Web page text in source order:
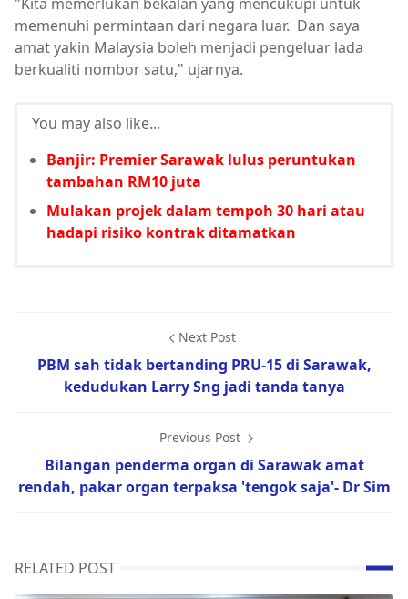
"Kita memerlukan bekalan yang mencukupi untuk
memenuhi permintaan dari negara luar. Dan saya
amat yakin Malaysia boleh menjadi pengeluar lada
berkualiti nombor satu," ujarnya.
You may also like...
Banjir: Premier Sarawak lulus peruntukan
tambahan RM10 juta
Mulakan projek dalam tempoh 30 hari atau
hadapi risiko kontrak ditamatkan
Next Post
PBM sah tidak bertanding PRU-15 di Sarawak,
kedudukan Larry Sng jadi tanda tanya
Previous Post
Bilangan penderma organ di Sarawak amat
rendah, pakar organ terpaksa 'tengok saja'- Dr Sim
RELATED POST